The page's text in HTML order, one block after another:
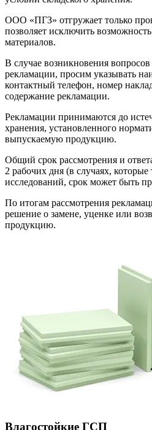
ООО «ПГЗ» отгружает только
позволяет исключить
материалов.
В случае возникновения
рекламации, просим указывать
контактный телефон, номер
содержание рекламации.
Рекламации принимаются до
хранения, установленного
выпускаемую продукцию.
Общий срок рассмотрения и
2 рабочих дня (в случаях,
исследований, срок может быть
По итогам рассмотрения
решение о замене, уценке или
продукцию.
Влагостойкие ГСП